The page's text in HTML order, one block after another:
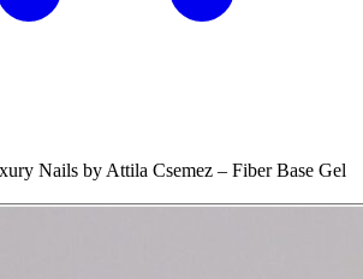
Nails by Attila Csemez – Fiber Base Gel